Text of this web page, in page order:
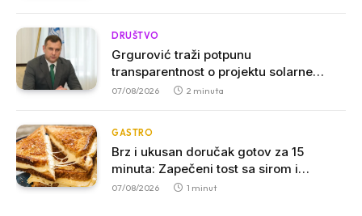
DRUŠTVO
Grgurović traži potpunu
transparentnost o projektu solarne
elektrane kod Ostroga: Javnost mora
07/08/2026 2 minuta
GASTRO
Brz i ukusan doručak gotov za 15
minuta: Zapečeni tost sa sirom i
povrćem
07/08/2026 1 minut